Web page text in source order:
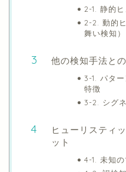
2-1. 静的
2-2. 動的
舞い検知
他の検知手法と
3-1. パタ
特徴
3-2. シグ
ヒューリスティ
ット
4-1. 未知